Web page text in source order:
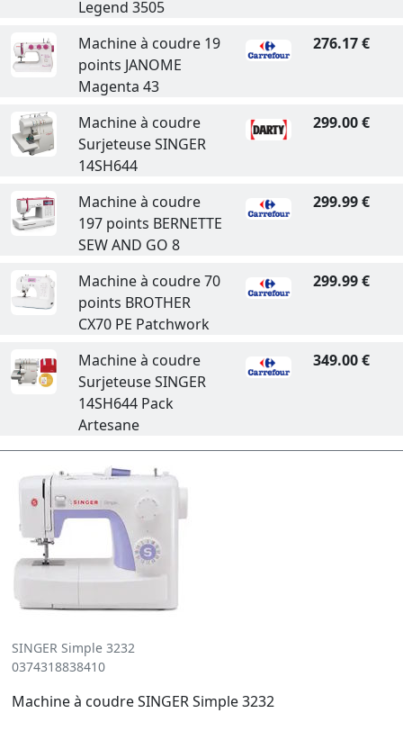
Legend 3505
Machine à coudre 19
points JANOME
Magenta 43
276.17 €
Machine à coudre
Surjeteuse SINGER
14SH644
299.00 €
Machine à coudre
197 points BERNETTE
SEW AND GO 8
299.99 €
Machine à coudre 70
points BROTHER
CX70 PE Patchwork
299.99 €
Machine à coudre
Surjeteuse SINGER
14SH644 Pack
Artesane
349.00 €
SINGER Simple 3232
0374318838410
Machine à coudre SINGER Simple 3232